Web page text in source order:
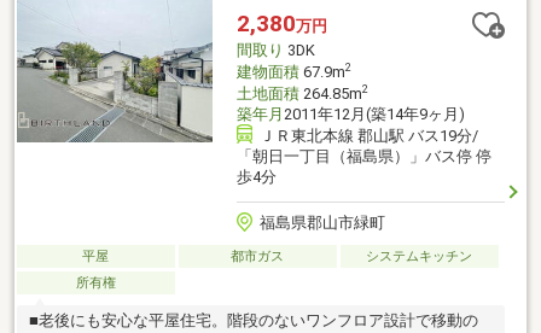
深いので、急な雨でも安心です！ 2階ホールに、物干しスペー
2,380万円
間取り 3DK
建物面積67.9m2
土地面積264.85m2
築年月 2011年12月(築14年9ヶ月)
ＪＲ東北本線 郡山駅 バス19分/
「朝日一丁目（福島県）」バス停 停
歩4分
福島県郡山市緑町
平屋 都市ガス
システムキッチン
所有権
■老後にも安心な平屋住宅。階段のないワンフロア設計で移動の